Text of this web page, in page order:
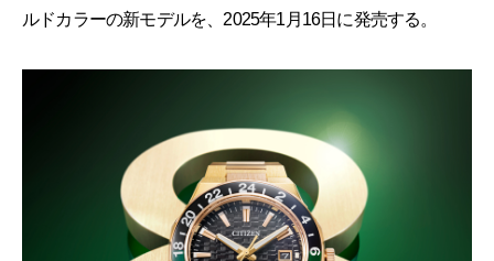
ルドカラーの新モデルを、2025年1月16日に発売する。